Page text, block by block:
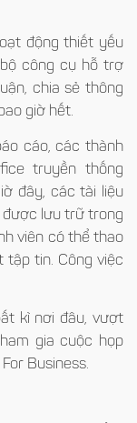
động thiết yếu
công cụ hỗ trợ
chia sẻ thông
giờ hết.
cáo, các thành
truyền thống
đây, các tài liệu
được lưu trữ trong
viên có thể thao
tin. Công việc
kì nơi đâu, vượt
gia cuộc họp
Business.